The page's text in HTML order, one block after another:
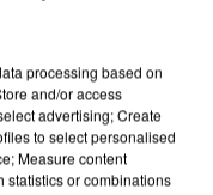
DE LA DZ
processing based on
and/or access
advertising; Create
to select personalised
Measure content
statistics or combinations